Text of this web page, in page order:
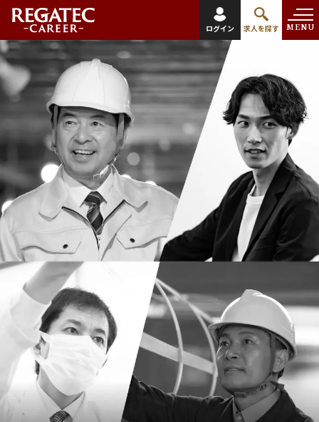
ログイン 求人を探す MENU